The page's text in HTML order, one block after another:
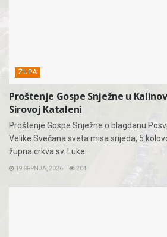
ŽUPA
Proštenje Gospe Snježne u
Sirovoj Kataleni
Proštenje Gospe Snježne o blagdanu
Velike.Svečana sveta misa srijeda,
župna crkva sv. Luke...
19 SRPNJA, 2026 204